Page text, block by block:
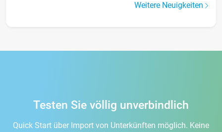
Weitere Neuigkeiten
Testen Sie völlig unverbindlich
Quick Start über Import von Unterkünften möglich. Keine